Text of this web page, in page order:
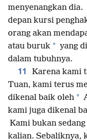
menyenangkan dia.
depan kursi
orang akan
atau buruk * yang
dalam tubuhnya.
11
Karena kami
Tuan, kami terus
dikenal baik oleh *
kami juga dikenal
Kami bukan
kalian. Sebaliknya,